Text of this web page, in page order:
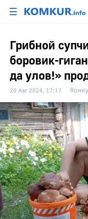
☰
Грибной
боровик-
да улов!»
20 Авг 2024, 17:17